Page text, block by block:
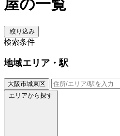
屋の一覧
絞り込み
検索条件
地域エリア・駅
大阪市城東区
エリアから探す